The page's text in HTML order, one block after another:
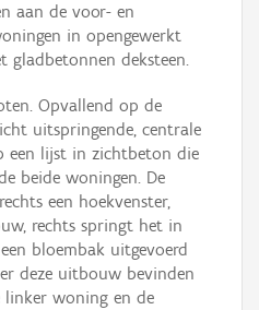
aan de voor- en
in opengewerkt
gladbetonnen deksteen.
Opvallend op de
uitspringende, centrale
een lijst in zichtbeton die
beide woningen. De
een hoekvenster,
rechts springt het in
bloembak uitgevoerd
deze uitbouw bevinden
linker woning en de